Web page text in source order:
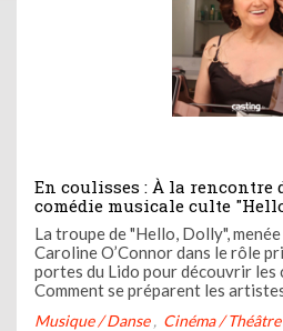
En coulisses : À la rencontre
comédie musicale culte
Paris
La troupe de "Hello, Dolly",
Caroline O’Connor dans le rôle
portes du Lido pour découvrir les
Comment se préparent les
Musique / Danse Cinéma / Théâtre